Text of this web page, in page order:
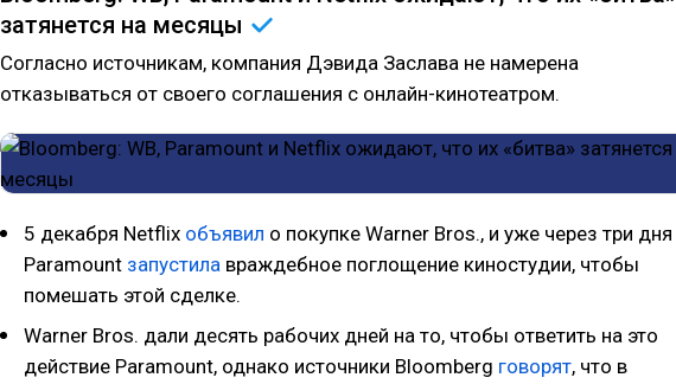
затянется на месяцы
Согласно источникам, компания Дэвида Заслава не намерена
отказываться от своего соглашения с онлайн-кинотеатром.
5 декабря Netflix объявил о покупке Warner Bros., и уже через три дня
Paramount запустила враждебное поглощение киностудии, чтобы
помешать этой сделке.
Warner Bros. дали десять рабочих дней на то, чтобы ответить на это
действие Paramount, однако источники Bloomberg говорят, что в